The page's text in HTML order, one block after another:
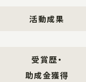
活動成果
受賞歴・
助成金獲得